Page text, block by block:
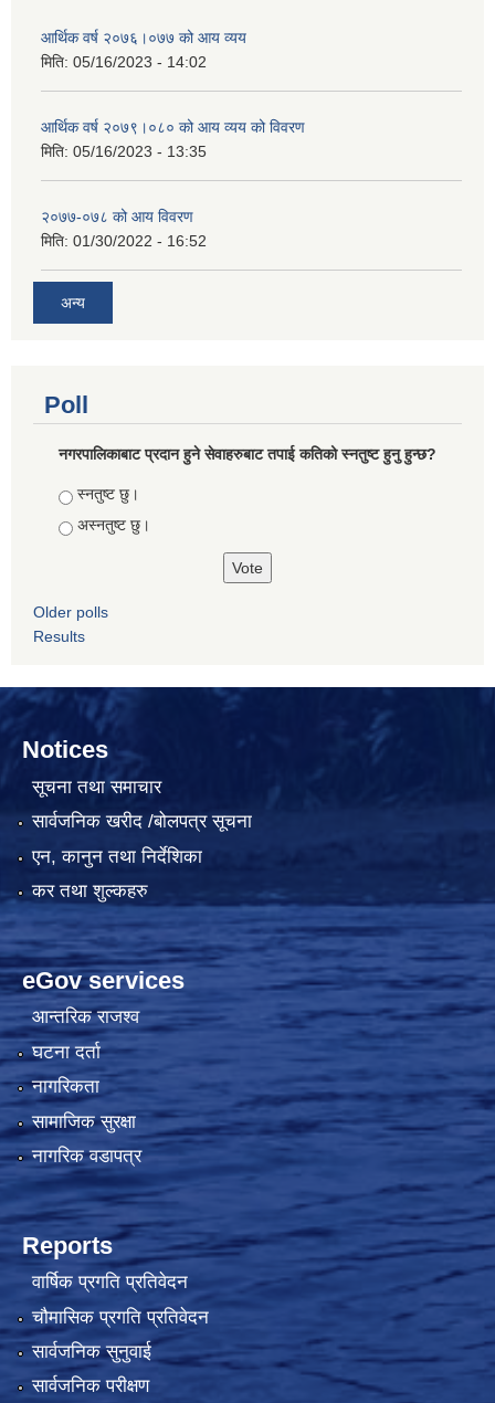
आर्थिक वर्ष २०७६।०७७ को आय व्यय
मिति: 05/16/2023 - 14:02
आर्थिक वर्ष २०७९।०८० को आय व्यय को विवरण
मिति: 05/16/2023 - 13:35
२०७७-०७८ को आय विवरण
मिति: 01/30/2022 - 16:52
अन्य
Poll
नगरपालिकाबाट प्रदान हुने सेवाहरुबाट तपाई कतिको स्नतुष्ट हुनु हुन्छ?
Choices
स्नतुष्ट छु।
अस्नतुष्ट छु।
Older polls
Results
Notices
सूचना तथा समाचार
सार्वजनिक खरीद /बोलपत्र सूचना
एन, कानुन तथा निर्देशिका
कर तथा शुल्कहरु
eGov services
आन्तरिक राजश्व
घटना दर्ता
नागरिकता
सामाजिक सुरक्षा
नागरिक वडापत्र
Reports
वार्षिक प्रगति प्रतिवेदन
चौमासिक प्रगति प्रतिवेदन
सार्वजनिक सुनुवाई
सार्वजनिक परीक्षण